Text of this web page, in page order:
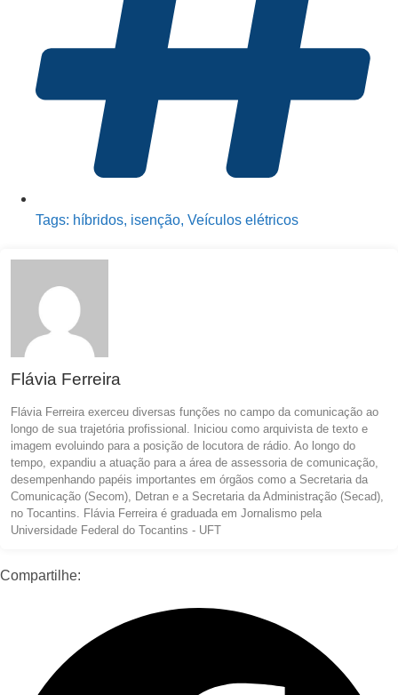
Tags: híbridos, isenção, Veículos elétricos
Flávia Ferreira
Flávia Ferreira exerceu diversas funções no campo da comunicação ao
longo de sua trajetória profissional. Iniciou como arquivista de texto e
imagem evoluindo para a posição de locutora de rádio. Ao longo do
tempo, expandiu a atuação para a área de assessoria de comunicação,
desempenhando papéis importantes em órgãos como a Secretaria da
Comunicação (Secom), Detran e a Secretaria da Administração (Secad),
no Tocantins. Flávia Ferreira é graduada em Jornalismo pela
Universidade Federal do Tocantins - UFT
Compartilhe: